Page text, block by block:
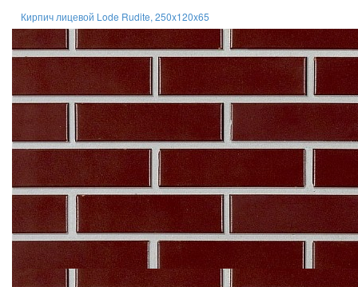
Кирпич лицевой Lode Rudite, 250x120x65